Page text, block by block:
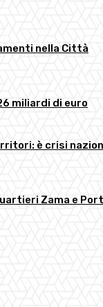
nella Città
miliardi di euro
è crisi
Zama e